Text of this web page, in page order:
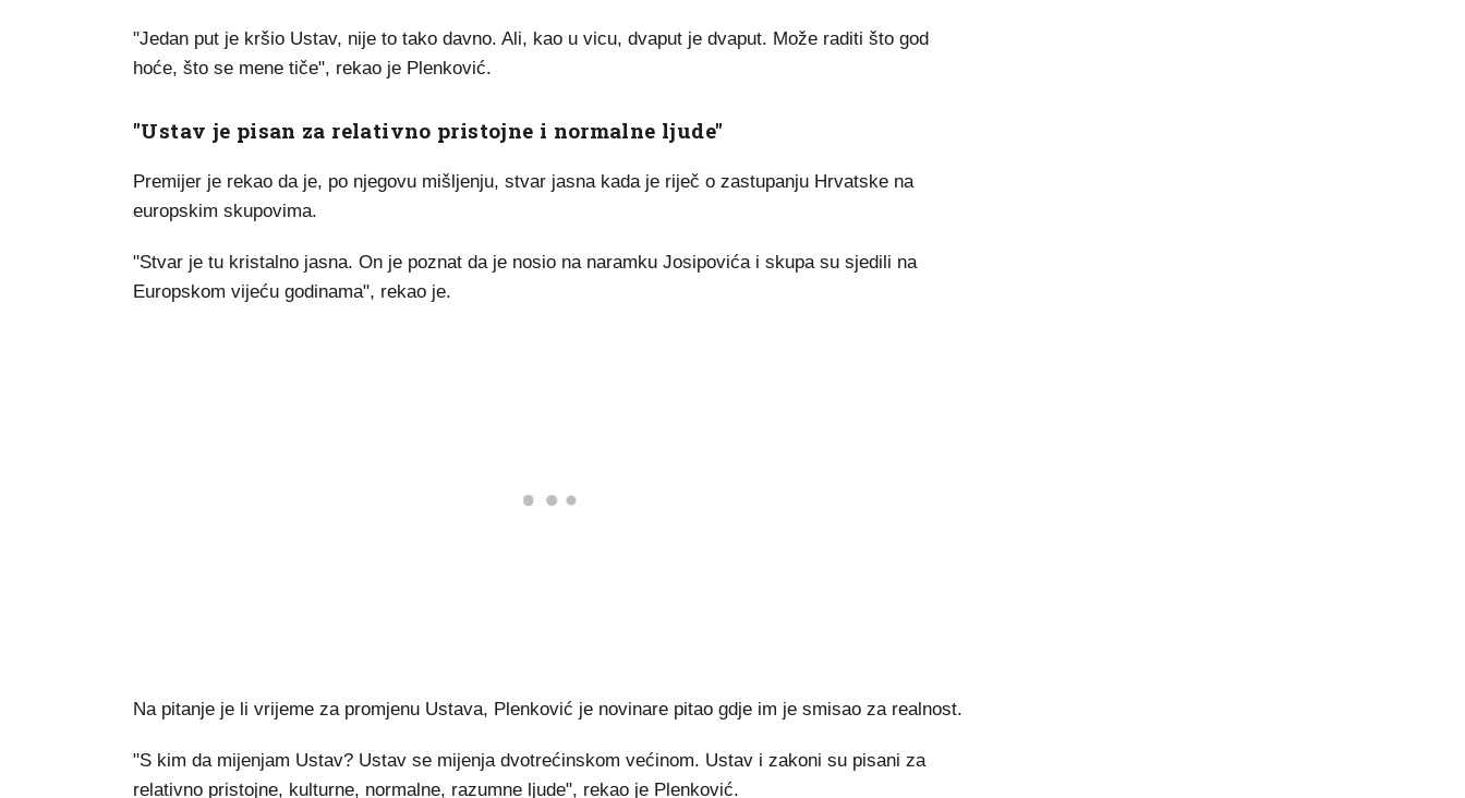
"Jedan put je kršio Ustav, nije to tako davno. Ali, kao u vicu, dvaput je dvaput. Može raditi što god
hoće, što se mene tiče", rekao je Plenković.
"Ustav je pisan za relativno pristojne i normalne ljude"
Premijer je rekao da je, po njegovu mišljenju, stvar jasna kada je riječ o zastupanju Hrvatske na
europskim skupovima.
"Stvar je tu kristalno jasna. On je poznat da je nosio na naramku Josipovića i skupa su sjedili na
Europskom vijeću godinama", rekao je.
Na pitanje je li vrijeme za promjenu Ustava, Plenković je novinare pitao gdje im je smisao za realnost.
"S kim da mijenjam Ustav? Ustav se mijenja dvotrećinskom većinom. Ustav i zakoni su pisani za
relativno pristojne, kulturne, normalne, razumne ljude", rekao je Plenković.